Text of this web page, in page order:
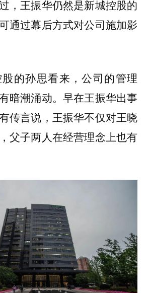
，王振华仍然是新城控股的
通过幕后方式对公司施加影
的孙思看来，公司的管理
暗潮涌动。早在王振华出事
传言说，王振华不仅对王晓
父子两人在经营理念上也有